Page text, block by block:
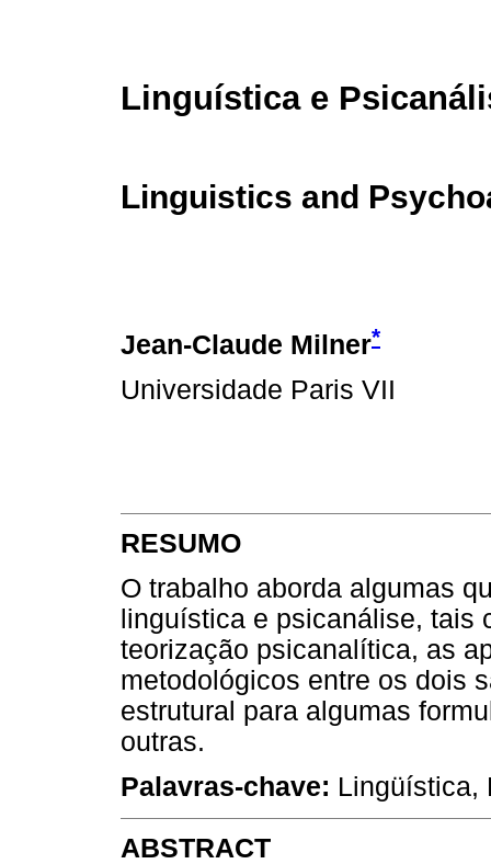
Linguística e
Linguistics and
Jean-Claude Milner*
Universidade Paris VII
RESUMO
O trabalho aborda algumas
linguística e psicanálise, tais
teorização psicanalítica, as
metodológicos entre os dois
estrutural para algumas
outras.
Palavras-chave: Lingüística,
ABSTRACT